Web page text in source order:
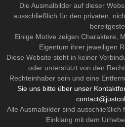
Die Ausmalbilder auf dieser
ausschließlich für den privaten,
Einige Motive zeigen Charaktere,
Eigentum ihrer jeweiligen
Diese Website steht in keiner
oder unterstützt von den
Rechteinhaber sein und eine
Sie uns bitte über unser
Alle Ausmalbilder sind ausschließlich
Einklang mit dem